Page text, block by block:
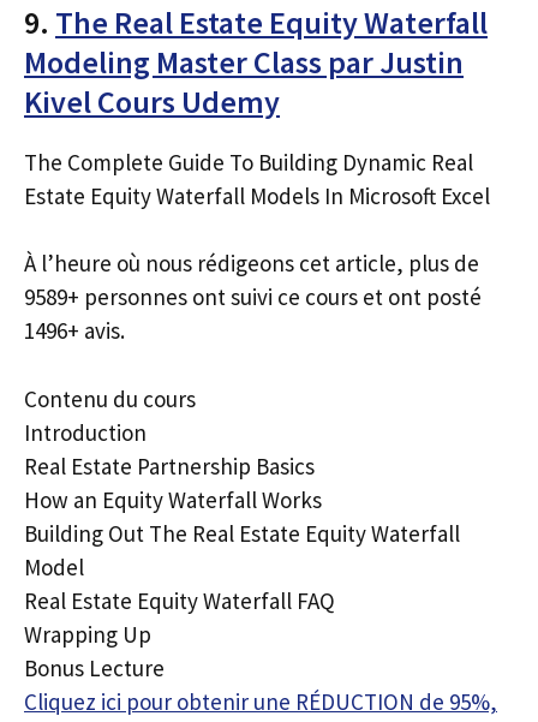
9. The Real Estate Equity Waterfall
Modeling Master Class par Justin
Kivel Cours Udemy
The Complete Guide To Building Dynamic Real
Estate Equity Waterfall Models In Microsoft Excel
À l’heure où nous rédigeons cet article, plus de
9589+ personnes ont suivi ce cours et ont posté
1496+ avis.
Contenu du cours
Introduction
Real Estate Partnership Basics
How an Equity Waterfall Works
Building Out The Real Estate Equity Waterfall
Model
Real Estate Equity Waterfall FAQ
Wrapping Up
Bonus Lecture
Cliquez ici pour obtenir une RÉDUCTION de 95%,